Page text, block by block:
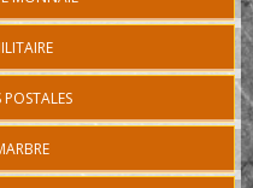
POSTALES